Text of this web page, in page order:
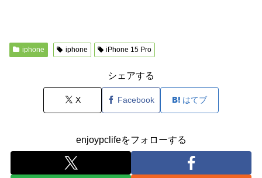
iphone iphone iPhone 15 Pro
シェアする
X Facebook はてブ
enjoypclifeをフォローする